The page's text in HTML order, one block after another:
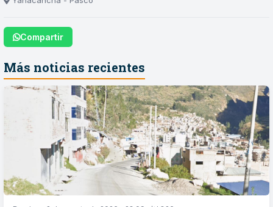
Compartir
Más noticias recientes